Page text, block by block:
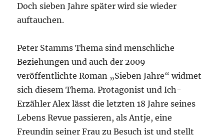
Doch sieben Jahre später wird sie wieder
auftauchen.
Peter Stamms Thema sind menschliche
Beziehungen und auch der 2009
veröffentlichte Roman „Sieben Jahre“ widmet
sich diesem Thema. Protagonist und Ich-
Erzähler Alex lässt die letzten 18 Jahre seines
Lebens Revue passieren, als Antje, eine
Freundin seiner Frau zu Besuch ist und stellt